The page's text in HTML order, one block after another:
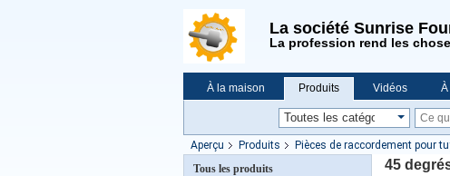
La société Sunrise
La profession rend les
À la maison Produits Vidéos
Demande de soumission Nouvelles
Aperçu Produits Pièces de raccordement pour
Tous les produits
45